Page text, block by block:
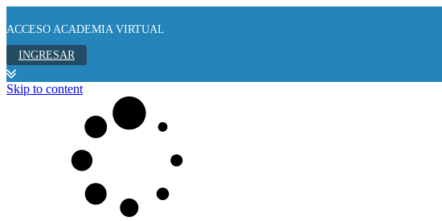
ACCESO ACADEMIA VIRTUAL
INGRESAR
Skip to content